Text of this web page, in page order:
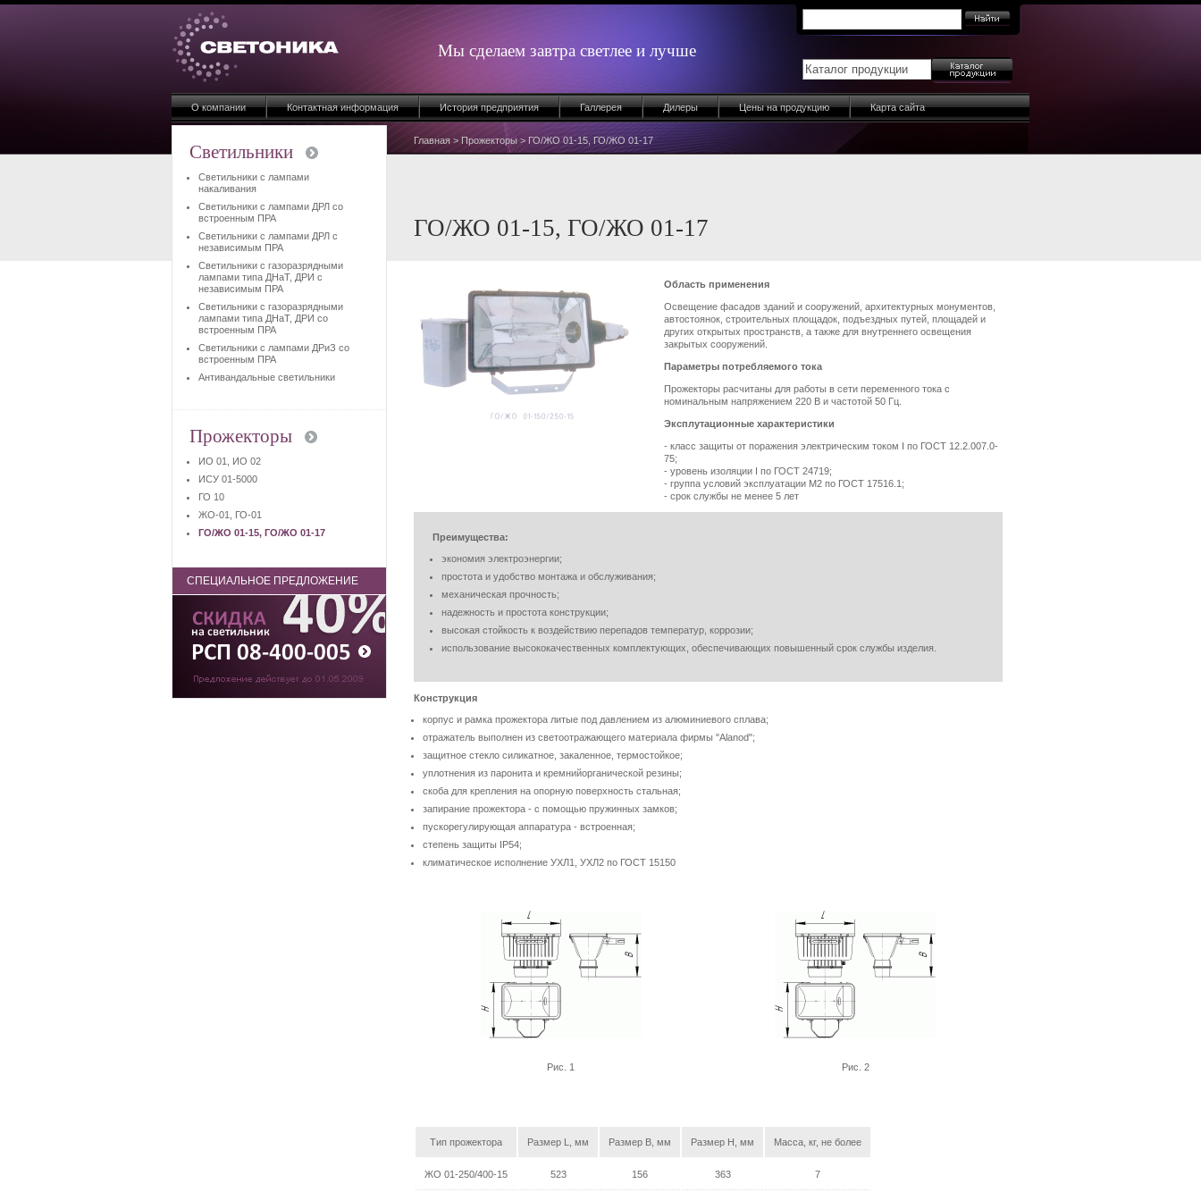
Мы сделаем завтра светлее и лучше
О компании Контактная информация История предприятия Галлерея Дилеры Цены на продукцию Карта сайта
Главная > Прожекторы > ГО/ЖО 01-15, ГО/ЖО 01-17
ГО/ЖО 01-15, ГО/ЖО 01-17
Область применения
Освещение фасадов зданий и сооружений, архитектурных монументов,
автостоянок, строительных площадок, подъездных путей, площадей и
других открытых пространств, а также для внутреннего освещения
закрытых сооружений.
Параметры потребляемого тока
Прожекторы расчитаны для работы в сети переменного тока с
номинальным напряжением 220 В и частотой 50 Гц.
Эксплутационные характеристики
- класс защиты от поражения электрическим током I по ГОСТ 12.2.007.0-
75;
- уровень изоляции I по ГОСТ 24719;
- группа условий эксплуатации М2 по ГОСТ 17516.1;
- срок службы не менее 5 лет
Преимущества:
экономия электроэнергии;
простота и удобство монтажа и обслуживания;
механическая прочность;
надежность и простота конструкции;
высокая стойкость к воздействию перепадов температур, коррозии;
использование высококачественных комплектующих, обеспечивающих повышенный срок службы изделия.
Конструкция
корпус и рамка прожектора литые под давлением из алюминиевого сплава;
отражатель выполнен из светоотражающего материала фирмы "Alanod";
защитное стекло силикатное, закаленное, термостойкое;
уплотнения из паронита и кремнийорганической резины;
скоба для крепления на опорную поверхность стальная;
запирание прожектора - с помощью пружинных замков;
пускорегулирующая аппаратура - встроенная;
степень защиты IP54;
климатическое исполнение УХЛ1, УХЛ2 по ГОСТ 15150
Рис. 1 Рис. 2
Тип прожектора Размер L, мм Размер B, мм Размер H, мм Масса, кг, не более
ЖО 01-250/400-15 523 156 363 7
Светильники
Светильники с лампами
накаливания
Светильники с лампами ДРЛ со
встроенным ПРА
Светильники с лампами ДРЛ с
независимым ПРА
Светильники с газоразрядными
лампами типа ДНаТ, ДРИ с
независимым ПРА
Светильники с газоразрядными
лампами типа ДНаТ, ДРИ со
встроенным ПРА
Светильники с лампами ДРиЗ со
встроенным ПРА
Антивандальные светильники
Прожекторы
ИО 01, ИО 02
ИСУ 01-5000
ГО 10
ЖО-01, ГО-01
ГО/ЖО 01-15, ГО/ЖО 01-17
СПЕЦИАЛЬНОЕ ПРЕДЛОЖЕНИЕ